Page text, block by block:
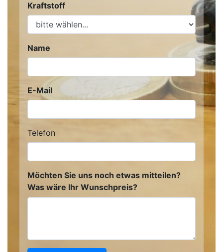
Kraftstoff
Name
E-Mail
Telefon
Möchten Sie uns noch etwas mitteilen?
Was wäre Ihr Wunschpreis?